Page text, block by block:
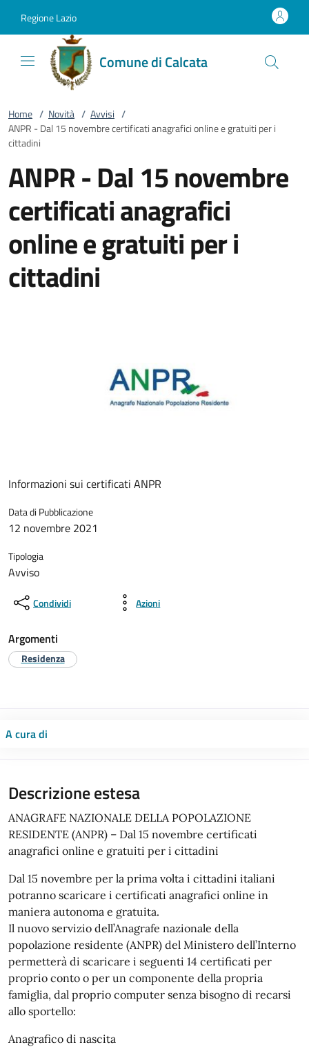
Regione Lazio
Comune di Calcata
Home / Novità / Avvisi /
ANPR - Dal 15 novembre certificati anagrafici online e gratuiti per i
cittadini
ANPR - Dal 15 novembre
certificati anagrafici
online e gratuiti per i
cittadini
Informazioni sui certificati ANPR
Data di Pubblicazione
12 novembre 2021
Tipologia
Avviso
Condividi Azioni
Argomenti
Residenza
A cura di
Descrizione estesa
ANAGRAFE NAZIONALE DELLA POPOLAZIONE
RESIDENTE (ANPR) – Dal 15 novembre certificati
anagrafici online e gratuiti per i cittadini
Dal 15 novembre per la prima volta i cittadini italiani
potranno scaricare i certificati anagrafici online in
maniera autonoma e gratuita.
Il nuovo servizio dell’Anagrafe nazionale della
popolazione residente (ANPR) del Ministero dell’Interno
permetterà di scaricare i seguenti 14 certificati per
proprio conto o per un componente della propria
famiglia, dal proprio computer senza bisogno di recarsi
allo sportello:
Anagrafico di nascita